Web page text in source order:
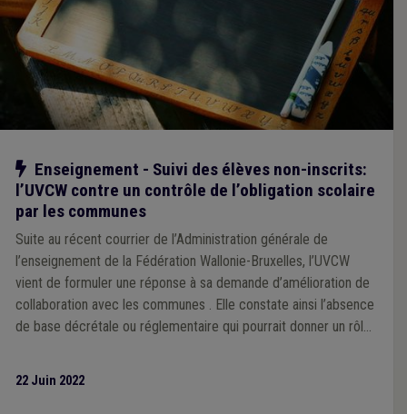
Notre action
Enseignement - Suivi des élèves non-inscrits:
l’UVCW contre un contrôle de l’obligation scolaire
par les communes
Suite au récent courrier de l’Administration générale de
l’enseignement de la Fédération Wallonie-Bruxelles, l’UVCW
vient de formuler une réponse à sa demande d’amélioration de
collaboration avec les communes . Elle constate ainsi l’absence
de base décrétale ou réglementaire qui pourrait donner un rôle
22 Juin 2022